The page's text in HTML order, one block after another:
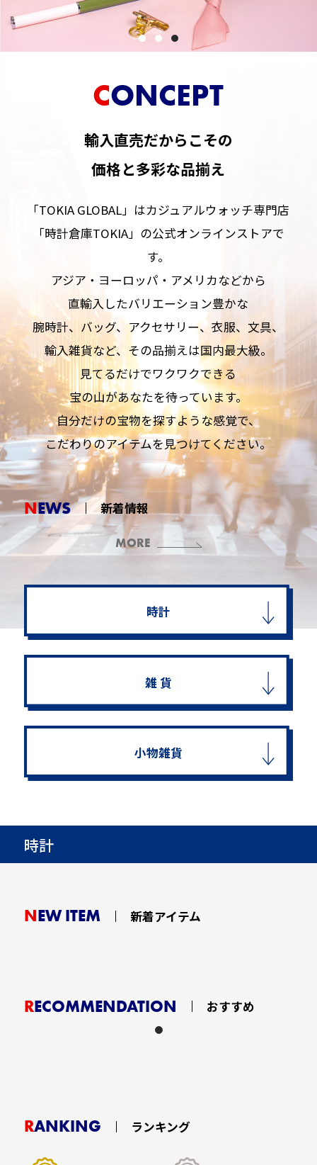
CONCEPT
輸入直売だからこその
価格と多彩な品揃え
「TOKIA GLOBAL」はカジュアルウォッチ専門店
「時計倉庫TOKIA」の公式オンラインストアで
す。
アジア・ヨーロッパ・アメリカなどから
直輸入したバリエーション豊かな
腕時計、バッグ、アクセサリー、衣服、文具、
輸入雑貨など、その品揃えは国内最大級。
見てるだけでワクワクできる
宝の山があなたを待っています。
自分だけの宝物を探すような感覚で、
こだわりのアイテムを見つけてください。
NEWS 新着情報
MORE
時計
雑 貨
小物雑貨
時計
NEW ITEM 新着アイテム
RECOMMENDATION おすすめ
RANKING ランキング